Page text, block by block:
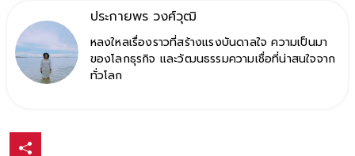
ประกายพร​ วงศ์​วุฒิ​
หลงใหลเรื่องราวที่สร้างแรงบันดาลใจ ความเป็นมา
ของโลกธุรกิจ และวัฒนธรรมความเชื่อที่น่าสนใจจาก
ทั่วโลก